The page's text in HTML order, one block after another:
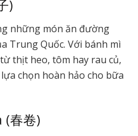
)
những món ăn đường
Trung Quốc. Với bánh mì
thịt heo, tôm hay rau củ,
chọn hoàn hảo cho bữa
(春卷)